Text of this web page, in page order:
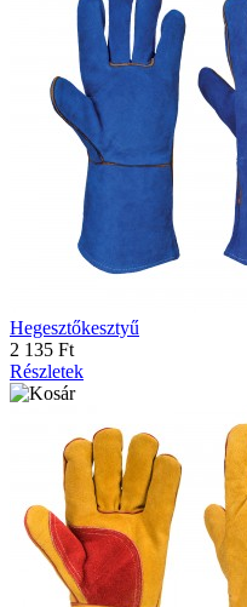
Hegesztőkesztyű
2 135 Ft
Részletek